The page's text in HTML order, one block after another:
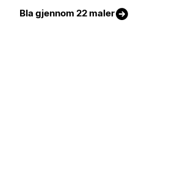
Bla gjennom 22 maler